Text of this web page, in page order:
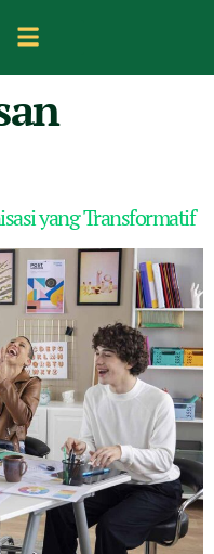
yang Transformatif